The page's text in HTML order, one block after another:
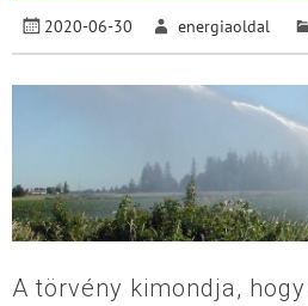
2020-06-30 energiaoldal
A törvény kimondja,